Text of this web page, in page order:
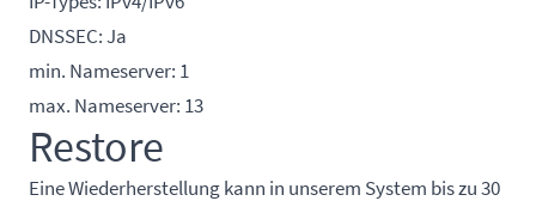
DNSSEC: Ja
min. Nameserver: 1
max. Nameserver: 13
Restore
Eine Wiederherstellung kann in unserem System bis zu 30